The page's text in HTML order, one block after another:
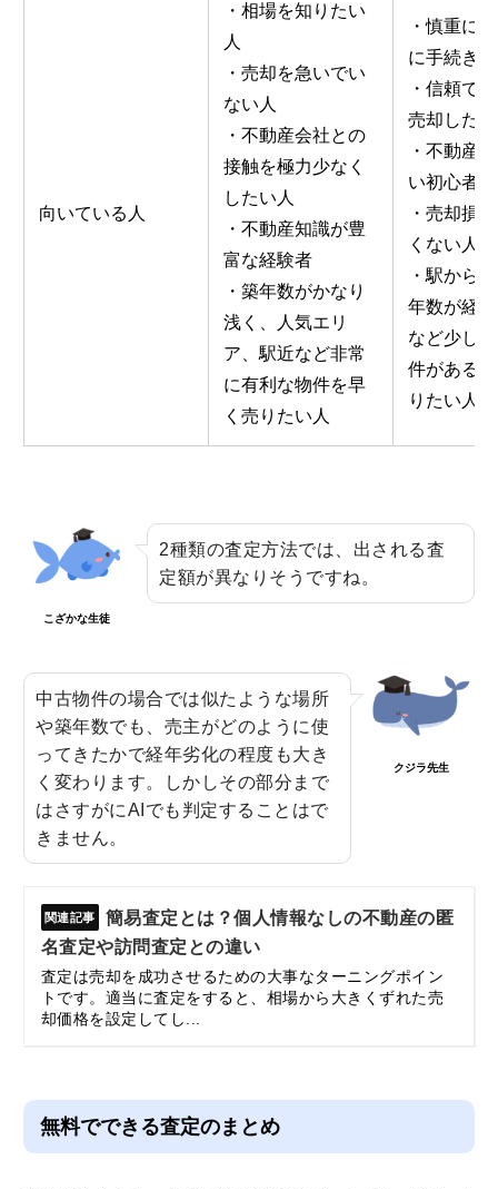
向いている人
・相場を知りたい
人
・売却を急いでい
ない人
・不動産会社との
接触を極力少なく
したい人
・不動産知識が豊
富な経験者
・築年数がかなり
浅く、人気エリ
ア、駅近など非常
に有利な物件を早
く売りたい人
・慎重に
に手続き
・信頼で
売却した
・不動産
い初心者
・売却損
くない人
・駅から
年数が経
など少し
件がある
りたい人
こざかな生徒
2種類の査定方法では、出される査
定額が異なりそうですね。
中古物件の場合では似たような場所
や築年数でも、売主がどのように使
ってきたかで経年劣化の程度も大き
く変わります。しかしその部分まで
はさすがにAIでも判定することはで
きません。
クジラ先生
簡易査定とは？個人情報なしの不動産の匿
名査定や訪問査定との違い
査定は売却を成功させるための大事なターニングポイン
トです。適当に査定をすると、相場から大きくずれた売
却価格を設定してし...
無料でできる査定のまとめ